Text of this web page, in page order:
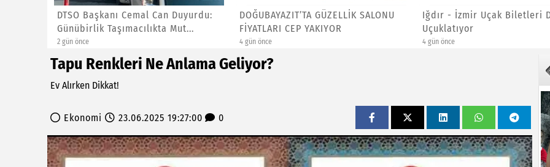
DTSO Başkanı Cemal Can Duyurdu:
Günübirlik Taşımacılıkta Mut...
2 gün önce
DOĞUBAYAZIT’TA GÜZELLİK SALONU
FİYATLARI CEP YAKIYOR
4 gün önce
Iğdır - İzmir Uçak Biletleri
Uçuklatıyor
4 gün önce
Tapu Renkleri Ne Anlama Geliyor?
Ev Alırken Dikkat!
Ekonomi 23.06.2025 19:27:00 0